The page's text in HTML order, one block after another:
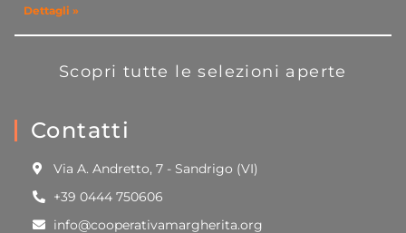
Dettagli »
Scopri tutte le selezioni aperte
Contatti
Via A. Andretto, 7 - Sandrigo (VI)
+39 0444 750606
info@cooperativamargherita.org